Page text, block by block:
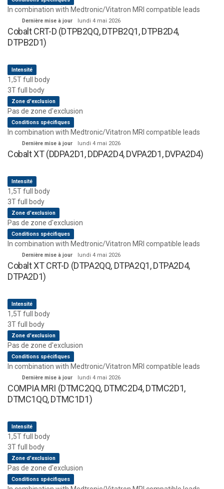
In combination with Medtronic/Vitatron MRI compatible leads
Dernière mise à jour lundi 4 mai 2026
Cobalt CRT-D (DTPB2QQ, DTPB2Q1, DTPB2D4,
DTPB2D1)
Intensité
1,5T full body
3T full body
Zone d'exclusion
Pas de zone d'exclusion
Conditions spécifiques
In combination with Medtronic/Vitatron MRI compatible leads
Dernière mise à jour lundi 4 mai 2026
Cobalt XT (DDPA2D1, DDPA2D4, DVPA2D1, DVPA2D4)
Intensité
1,5T full body
3T full body
Zone d'exclusion
Pas de zone d'exclusion
Conditions spécifiques
In combination with Medtronic/Vitatron MRI compatible leads
Dernière mise à jour lundi 4 mai 2026
Cobalt XT CRT-D (DTPA2QQ, DTPA2Q1, DTPA2D4,
DTPA2D1)
Intensité
1,5T full body
3T full body
Zone d'exclusion
Pas de zone d'exclusion
Conditions spécifiques
In combination with Medtronic/Vitatron MRI compatible leads
Dernière mise à jour lundi 4 mai 2026
COMPIA MRI (DTMC2QQ, DTMC2D4, DTMC2D1,
DTMC1QQ, DTMC1D1)
Intensité
1,5T full body
3T full body
Zone d'exclusion
Pas de zone d'exclusion
Conditions spécifiques